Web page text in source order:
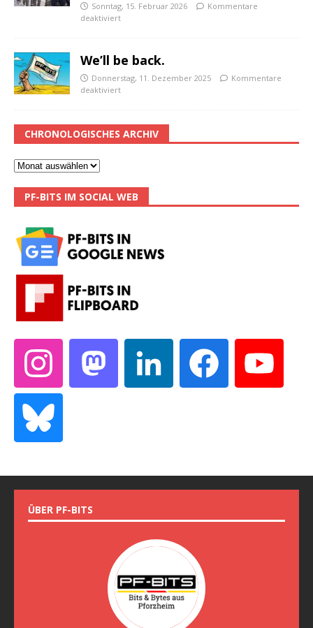
Sonntag, 15. Februar 2026
Kommentare
deaktiviert
We’ll be back.
Donnerstag, 11. Dezember 2025
Kommentare
deaktiviert
CHRONOLOGISCHES ARCHIV
PF-BITS IM SOCIAL WEB
ÜBER PF-BITS